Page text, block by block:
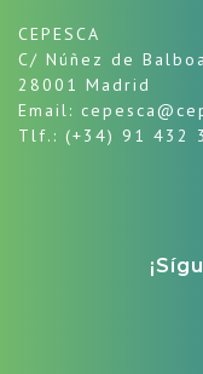
CEPESCA
C/ Núñez de
28001 Madrid
Email:
Tlf.: (+34) 91 432